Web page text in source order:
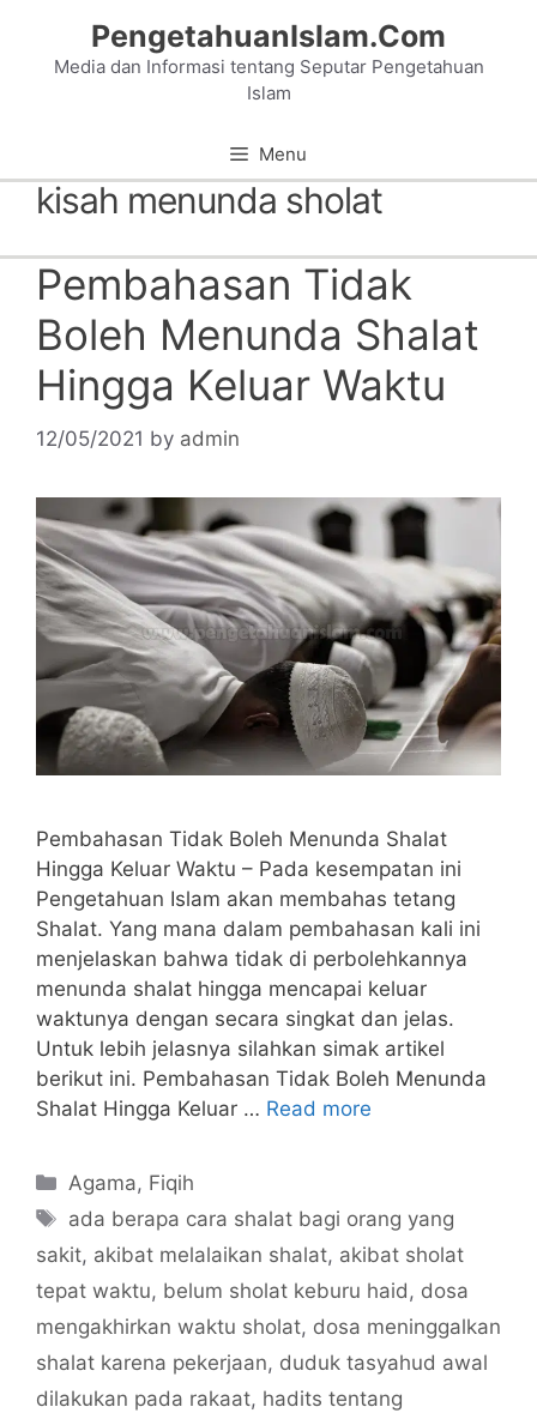
content
PengetahuanIslam.Com
Media dan Informasi tentang Seputar Pengetahuan
Islam
Menu
kisah menunda sholat
Pembahasan Tidak
Boleh Menunda Shalat
Hingga Keluar Waktu
12/05/2021 by admin
Pembahasan Tidak Boleh Menunda Shalat
Hingga Keluar Waktu – Pada kesempatan ini
Pengetahuan Islam akan membahas tetang
Shalat. Yang mana dalam pembahasan kali ini
menjelaskan bahwa tidak di perbolehkannya
menunda shalat hingga mencapai keluar
waktunya dengan secara singkat dan jelas.
Untuk lebih jelasnya silahkan simak artikel
berikut ini. Pembahasan Tidak Boleh Menunda
Shalat Hingga Keluar … Read more
Categories
Agama, Fiqih
Tags
ada berapa cara shalat bagi orang yang
sakit, akibat melalaikan shalat, akibat sholat
tepat waktu, belum sholat keburu haid, dosa
mengakhirkan waktu sholat, dosa meninggalkan
shalat karena pekerjaan, duduk tasyahud awal
dilakukan pada rakaat, hadits tentang